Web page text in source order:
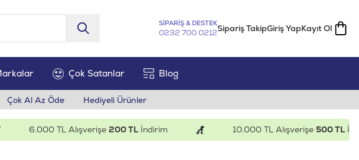
SİPARİŞ & DESTEK
0232 700 0212Sipariş TakipGiriş YapKayıt Ol
Çok Satanlar Blog
Çok Al Az Öde Hediyeli Ürünler
6.000 TL Alışverişe200 TLİndirim 10.000 TL Alışverişe500 TLİndirim